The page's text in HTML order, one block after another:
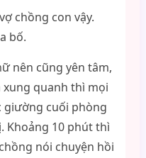
chồng con vậy.
bố.
nên cũng yên tâm,
quanh thì mọi
giường cuối phòng
Khoảng 10 phút thì
nói chuyện hồi